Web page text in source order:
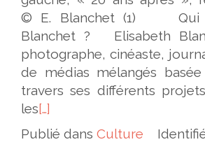
© E. Blanchet (1) Qui
Blanchet ? Elisabeth
photographe, cinéaste,
de médias mélangés
travers ses différents
les[…]
Publié dans Culture